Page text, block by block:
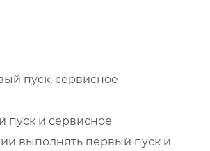
пуск, сервисное
пуск и сервисное
выполнять первый пуск и